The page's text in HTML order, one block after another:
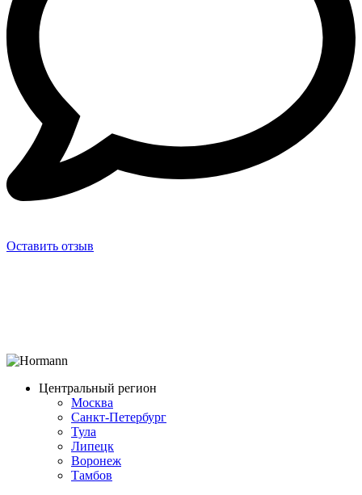
Оставить отзыв
Центральный регион
Москва
Санкт-Петербург
Тула
Липецк
Воронеж
Тамбов